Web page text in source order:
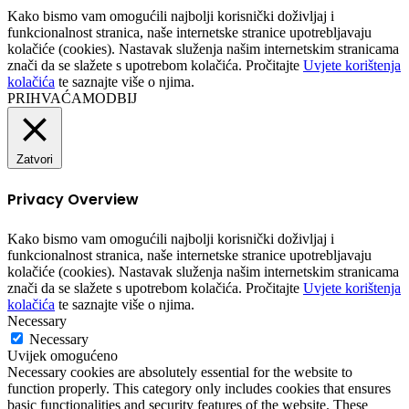
Kako bismo vam omogućili najbolji korisnički doživljaj i
funkcionalnost stranica, naše internetske stranice upotrebljavaju
kolačiće (cookies). Nastavak služenja našim internetskim stranicama
znači da se slažete s upotrebom kolačića. Pročitajte Uvjete korištenja
kolačića te saznajte više o njima.
PRIHVAĆAMODBIJ
Zatvori
Privacy Overview
Kako bismo vam omogućili najbolji korisnički doživljaj i
funkcionalnost stranica, naše internetske stranice upotrebljavaju
kolačiće (cookies). Nastavak služenja našim internetskim stranicama
znači da se slažete s upotrebom kolačića. Pročitajte Uvjete korištenja
kolačića te saznajte više o njima.
Necessary
Necessary
Uvijek omogućeno
Necessary cookies are absolutely essential for the website to
function properly. This category only includes cookies that ensures
basic functionalities and security features of the website. These